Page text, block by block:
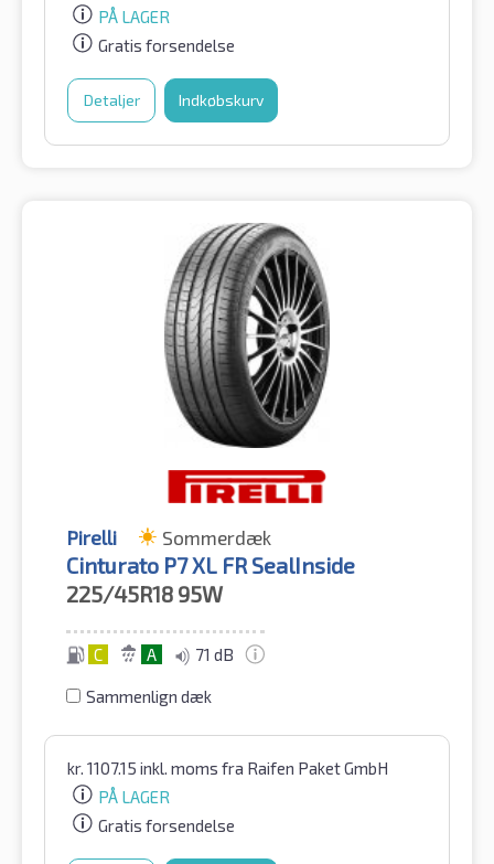
PÅ LAGER
Gratis forsendelse
Detaljer Indkøbskurv
Pirelli Sommerdæk
Cinturato P7 XL FR SealInside
225/45R18 95W
C A 71 dB
Sammenlign dæk
kr. 1107.15 inkl. moms fra Raifen Paket GmbH
PÅ LAGER
Gratis forsendelse